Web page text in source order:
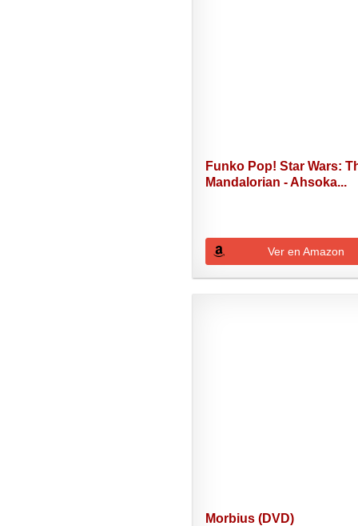
Funko Pop! Star Wars:
Mandalorian - Ahsoka...
Ver en Amazon
Morbius (DVD)